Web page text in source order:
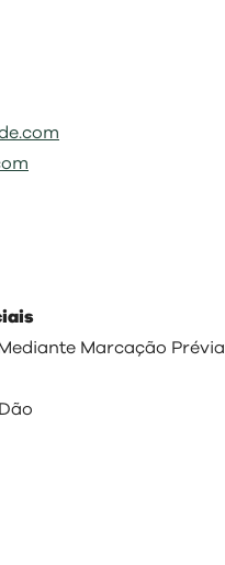
Marcação Prévia